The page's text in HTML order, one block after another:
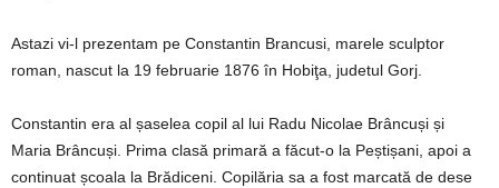
Astazi vi-l prezentam pe Constantin Brancusi, marele sculptor
roman, nascut la 19 februarie 1876 în Hobiţa, judetul Gorj.
Constantin era al șaselea copil al lui Radu Nicolae Brâncuși și
Maria Brâncuși. Prima clasă primară a făcut-o la Peștișani, apoi a
continuat școala la Brădiceni. Copilăria sa a fost marcată de dese